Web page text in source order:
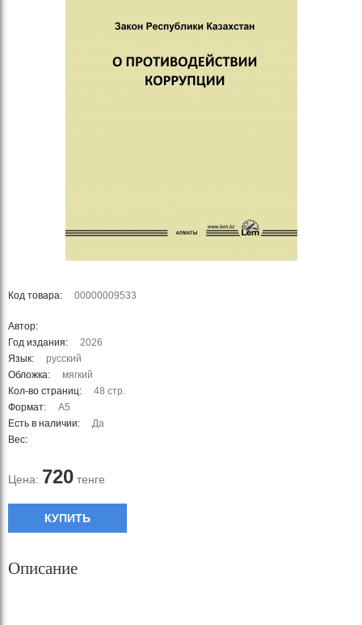
Код товара: 00000009533
Автор:
Год издания:
2026
Язык:
русский
Обложка:
мягкий
Кол-во страниц:
48 стр.
Формат:
А5
Есть в наличии:
Да
Вес:
Цена: 720 тенге
КУПИТЬ
Описание